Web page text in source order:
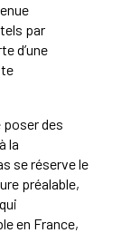
par
d’une
des
la
se réserve le
préalable,
en France,